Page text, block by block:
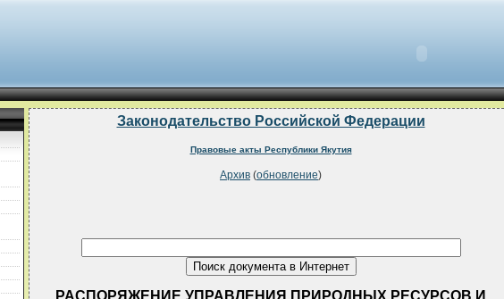
Законодательство Российской Федерации
Правовые акты Республики Якутия
Архив (обновление)
РАСПОРЯЖЕНИЕ УПРАВЛЕНИЯ ПРИРОДНЫХ РЕСУРСОВ И